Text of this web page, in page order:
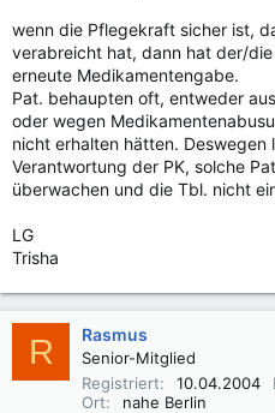
wenn die Pflegekraft sicher ist,
verabreicht hat, dann hat der/
erneute Medikamentengabe.
Pat. behaupten oft, entweder
oder wegen
nicht erhalten hätten. Deswegen
Verantwortung der PK, solche
überwachen und die Tbl. nicht
LG
Trisha
R Rasmus
Senior-Mitglied
Registriert
10.04.2004
Ort
nahe Berlin